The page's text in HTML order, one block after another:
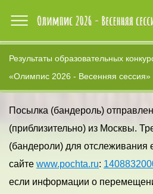
Результаты образовательных
«Олимпис 2026 - Весенняя сессия»
Посылка (бандероль)
(приблизительно) из Москвы.
(бандероли) для
сайте www.pochta.ru:
если информации о